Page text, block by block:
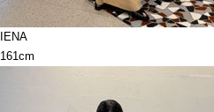
IENA
161cm